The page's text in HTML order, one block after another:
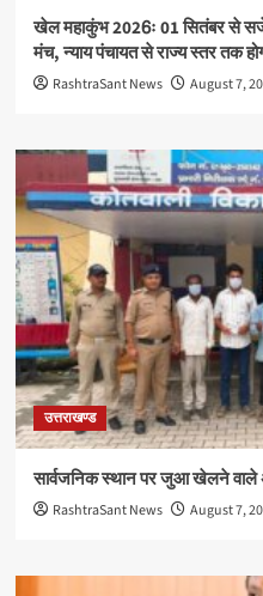
खेल महाकुंभ 2026ः 01 सितंबर से
मंच, न्याय पंचायत से राज्य स्तर तक
RashtraSant News August 7,
उत्तराखण्ड
सार्वजनिक स्थान पर जुआ खेलने वाले
RashtraSant News August 7,